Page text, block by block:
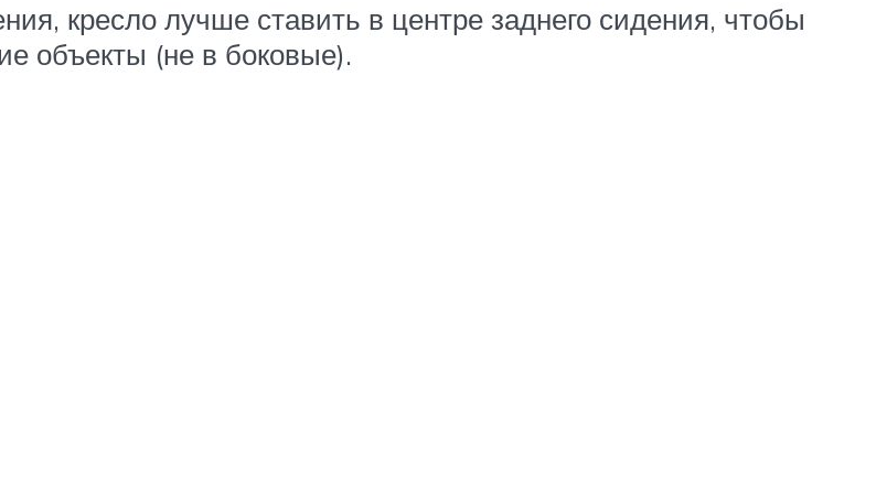
кресло лучше ставить в центре заднего сидения, чтобы
объекты (не в боковые).